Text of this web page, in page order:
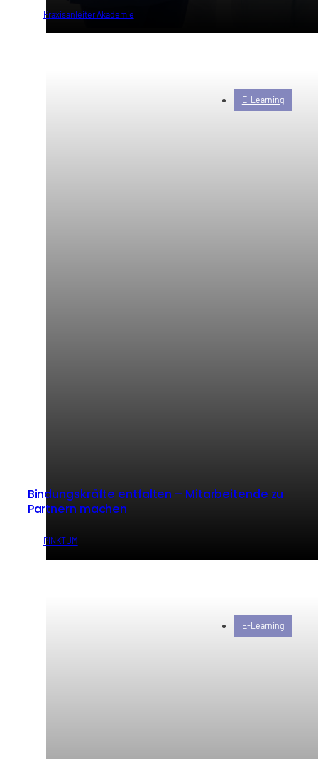
Praxis­anleiter Akademie
Bindungskräfte entfalten – Mitarbeitende zu
Partnern machen
PINKTUM
E-Learning
E-Learning